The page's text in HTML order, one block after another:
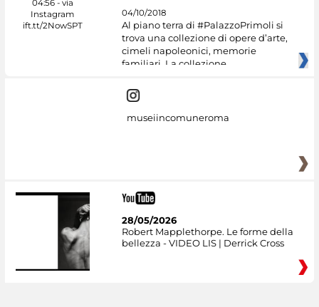
04/10/2018
Al piano terra di #PalazzoPrimoli si
trova una collezione di opere d’arte,
cimeli napoleonici, memorie
familiari. La collezione
museiincomuneroma
28/05/2026
Robert Mapplethorpe. Le forme della
bellezza - VIDEO LIS | Derrick Cross